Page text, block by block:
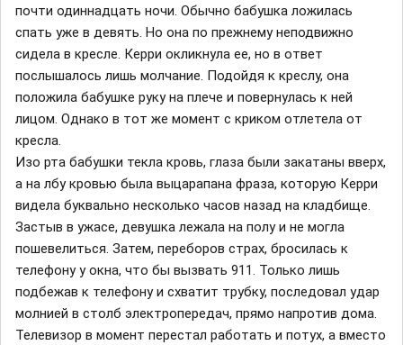
почти одиннадцать ночи. Обычно бабушка ложилась
спать уже в девять. Но она по прежнему неподвижно
сидела в кресле. Керри окликнула ее, но в ответ
послышалось лишь молчание. Подойдя к креслу, она
положила бабушке руку на плече и повернулась к ней
лицом. Однако в тот же момент с криком отлетела от
кресла.
Изо рта бабушки текла кровь, глаза были закатаны вверх,
а на лбу кровью была выцарапана фраза, которую Керри
видела буквально несколько часов назад на кладбище.
Застыв в ужасе, девушка лежала на полу и не могла
пошевелиться. Затем, переборов страх, бросилась к
телефону у окна, что бы вызвать 911. Только лишь
подбежав к телефону и схватит трубку, последовал удар
молнией в столб электропередач, прямо напротив дома.
Телевизор в момент перестал работать и потух, а вместо